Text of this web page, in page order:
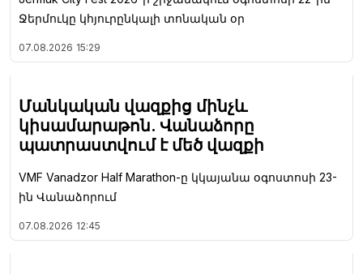
Ջերմուկը կհյուրընկալի տոնական օր
07.08.2026 15:29
Մանկական վազքից մինչև
կիսամարաթոն. Վանաձորը
պատրաստվում է մեծ վազքի
VMF Vanadzor Half Marathon-ը կկայանա օգոստոսի 23-
ին Վանաձորում
07.08.2026 12:45